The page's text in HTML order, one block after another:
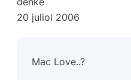
20 juliol 2006
Mac Love..?